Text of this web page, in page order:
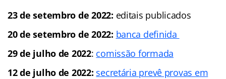
23 de setembro de 2022: editais publicados
20 de setembro de 2022: banca definida
29 de julho de 2022: comissão formada
12 de julho de 2022: secretária prevê provas em